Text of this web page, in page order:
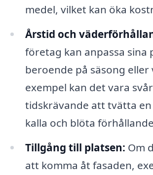
medel, vilket kan öka
Årstid och
företag kan anpassa sina
beroende på säsong eller
exempel kan det vara
tidskrävande att tvätta
kalla och blöta
Tillgång till platsen: Om
att komma åt fasaden,